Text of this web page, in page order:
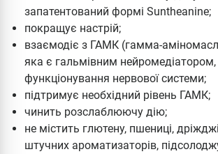
запатентований формі Suntheanine;
покращує настрій;
взаємодіє з ГАМК (гамма-
яка є гальмівним
функціонування нервової системи;
підтримує необхідний рівень ГАМК;
чинить розслаблюючу дію;
не містить глютену, пшениці,
штучних ароматизаторів,